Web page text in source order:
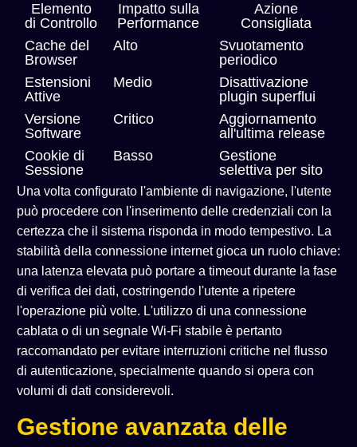
Elemento
di Controllo
Impatto sulla
Performance
Azione
Consigliata
Cache del
Browser
Alto
Svuotamento
periodico
Estensioni
Attive
Medio
Disattivazione
plugin superflui
Versione
Software
Critico
Aggiornamento
all'ultima release
Cookie di
Sessione
Basso
Gestione
selettiva per sito
Una volta configurato l'ambiente di navigazione, l'utente
può procedere con l'inserimento delle credenziali con la
certezza che il sistema risponda in modo tempestivo. La
stabilità della connessione internet gioca un ruolo chiave:
una latenza elevata può portare a timeout durante la fase
di verifica dei dati, costringendo l'utente a ripetere
l'operazione più volte. L'utilizzo di una connessione
cablata o di un segnale Wi-Fi stabile è pertanto
raccomandato per evitare interruzioni critiche nel flusso
di autenticazione, specialmente quando si opera con
volumi di dati considerevoli.
Gestione avanzata delle